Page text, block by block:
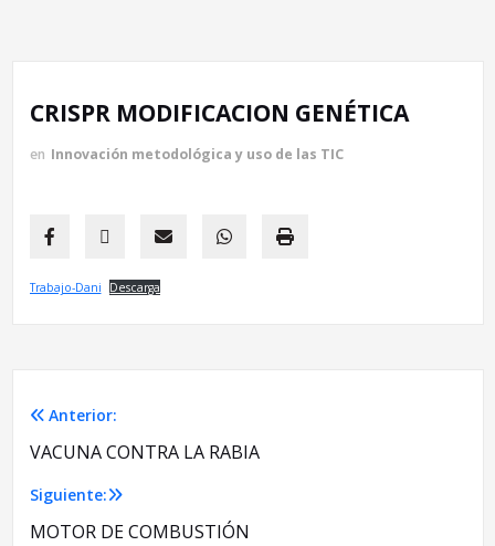
CRISPR MODIFICACION GENÉTICA
en Innovación metodológica y uso de las TIC
Trabajo-Dani Descarga
Navegación
de
entradas
Anterior:
VACUNA CONTRA LA RABIA
Siguiente:
MOTOR DE COMBUSTIÓN